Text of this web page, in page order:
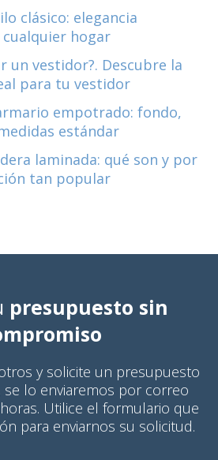
clásico: elegancia
hogar
un vestidor?. Descubre la
para tu vestidor
empotrado: fondo,
estándar
laminada: qué son y por
tan popular
presupuesto sin
y solicite un presupuesto
lo enviaremos por correo
Utilice el formulario que
para enviarnos su solicitud.